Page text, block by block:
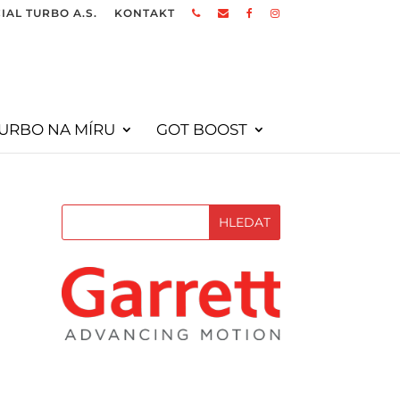
TURBO A.S. KONTAKT
NA MÍRU GOT BOOST